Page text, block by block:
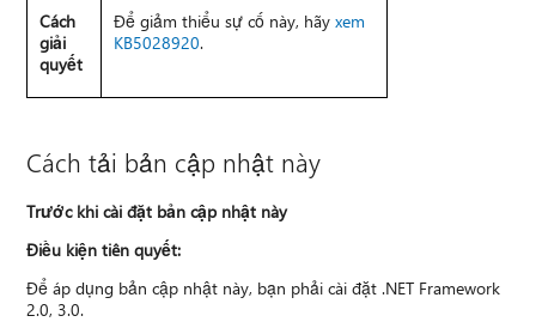
Cách
giải
quyết
Để giảm thiểu sự cố này, hãyxem
KB5028920.
Cách tải bản cập nhật này
Trước khi cài đặt bản cập nhật này
Điều kiện tiên quyết:
Để áp dụng bản cập nhật này, bạn phải cài đặt .NET Framework
2.0, 3.0.